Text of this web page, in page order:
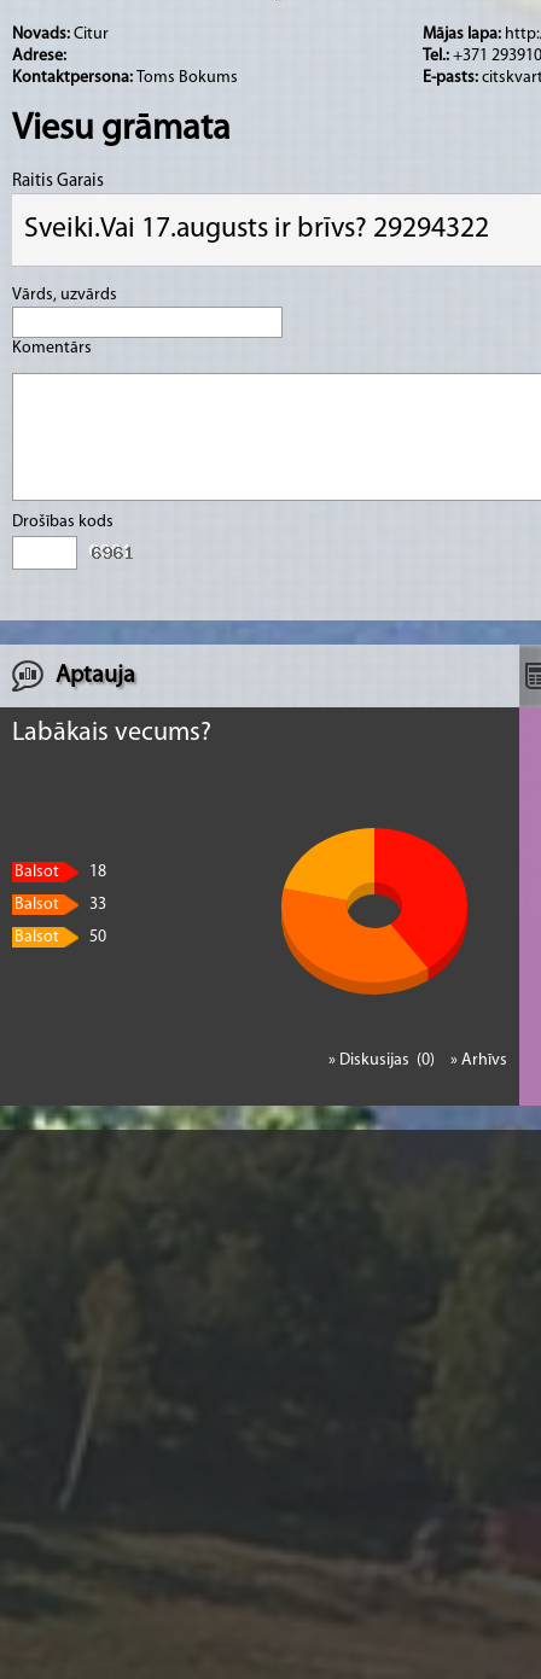
Toms Bokums - Vokāls, ģitāra;
Zigmārs Miemis - Taustiņinstrumenti; vokāls
Gatis Jugāns - Sitaminstrumenti; vokāls
Kristaps Liepa - Bass
Video -https://www.youtube.com/
www.facebook.com/citskvartals
Novads: Citur
Adrese:
Kontaktpersona: Toms Bokums
Mājas lapa:
Tel.: +371
E-pasts:
Viesu grāmata
Raitis Garais
Sveiki.Vai 17.augusts ir brīvs? 29294322
Vārds, uzvārds
Komentārs
Drošības kods
Aptauja
Labākais vecums?
Balsot
18
Balsot
33
Balsot
50
» Arhīvs
» Diskusijas (0)